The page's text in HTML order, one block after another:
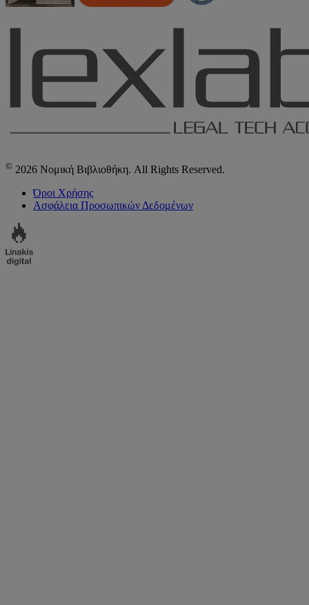
© 2026 Νομική Βιβλιοθήκη. All Rights Reserved.
Όροι Χρήσης
Ασφάλεια Προσωπικών Δεδομένων